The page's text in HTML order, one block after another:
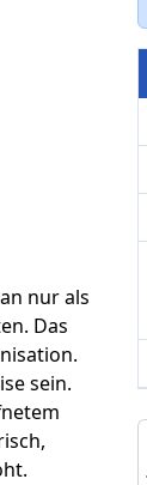
nur als
Das
sein.